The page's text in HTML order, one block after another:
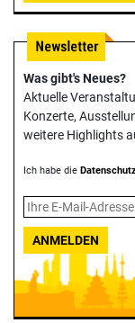
Was gibt's Neues?
Aktuelle
Konzerte,
weitere Highlights
Ich habe die
ANMELDEN